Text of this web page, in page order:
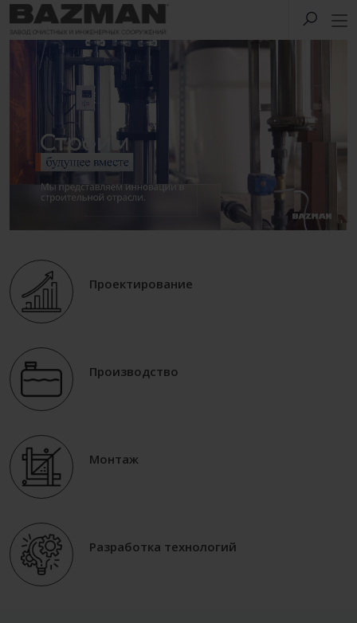
Проектирование
Производство
Монтаж
Разработка технологий